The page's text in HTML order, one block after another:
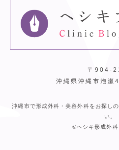
〒904-
沖縄県沖縄市泡瀬
沖縄市で形成外科・美容外科をお探し
い。
©ヘシキ形成外科